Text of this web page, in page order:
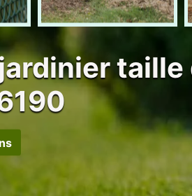
taille